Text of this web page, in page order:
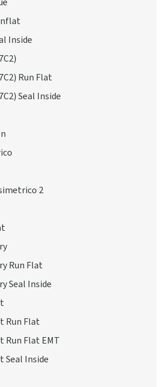
Inside
Run Flat
Seal Inside
2
Run Flat
Seal Inside
Run Flat
Run Flat EMT
Seal Inside